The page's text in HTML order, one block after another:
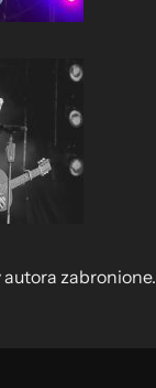
autora zabronione.